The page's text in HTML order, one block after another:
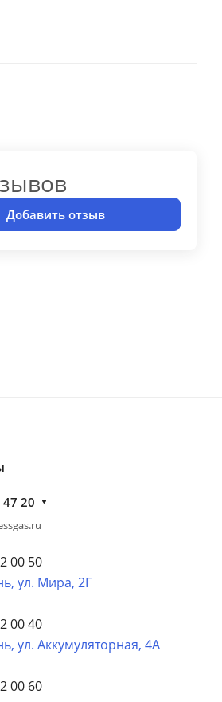
Добавить отзыв
20
00 50
ул. Мира, 2Г
00 40
ул. Аккумуляторная, 4А
00 60